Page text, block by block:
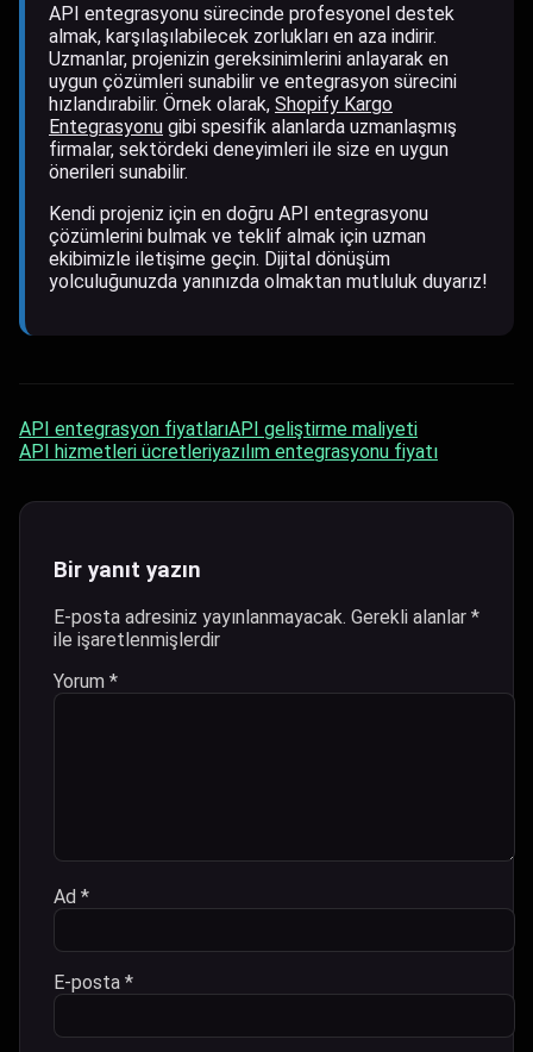
API entegrasyonu sürecinde profesyonel destek
almak, karşılaşılabilecek zorlukları en aza indirir.
Uzmanlar, projenizin gereksinimlerini anlayarak en
uygun çözümleri sunabilir ve entegrasyon sürecini
hızlandırabilir. Örnek olarak, Shopify Kargo
Entegrasyonu gibi spesifik alanlarda uzmanlaşmış
firmalar, sektördeki deneyimleri ile size en uygun
önerileri sunabilir.
Kendi projeniz için en doğru API entegrasyonu
çözümlerini bulmak ve teklif almak için uzman
ekibimizle iletişime geçin. Dijital dönüşüm
yolculuğunuzda yanınızda olmaktan mutluluk duyarız!
API entegrasyon fiyatlarıAPI geliştirme maliyeti
API hizmetleri ücretleriyazılım entegrasyonu fiyatı
Bir yanıt yazın
E-posta adresiniz yayınlanmayacak. Gerekli alanlar *
ile işaretlenmişlerdir
Yorum *
Ad *
E-posta *